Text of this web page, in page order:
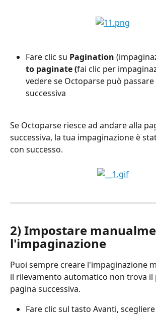
Fare clic su Pagination
to paginate (fai clic per
vedere se Octoparse può
successiva
Se Octoparse riesce ad andare alla
successiva, la tua impaginazione è
con successo.
2) Impostare
l'impaginazione
Puoi sempre creare l'impaginazione
il rilevamento automatico non trova il
pagina successiva.
Fare clic sul tasto Avanti, scegliere